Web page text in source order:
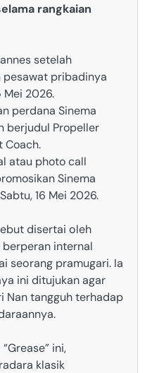
rangkaian
setelah
pesawat pribadinya
Mei 2026.
perdana Sinema
berjudul Propeller
Coach.
atau photo call
Sinema
16 Mei 2026.
disertai oleh
berperan internal
seorang pramugari. Ia
ini ditujukan agar
Nan tangguh terhadap
ini,
klasik